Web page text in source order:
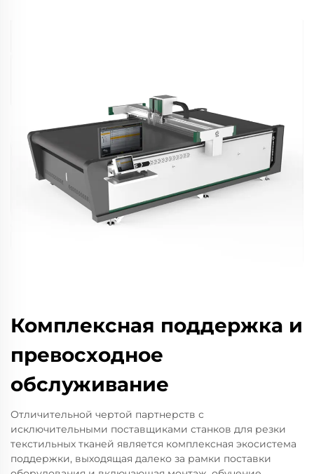
Комплексная поддержка и
превосходное
обслуживание
Отличительной чертой партнерств с
исключительными поставщиками станков для резки
текстильных тканей является комплексная экосистема
поддержки, выходящая далеко за рамки поставки